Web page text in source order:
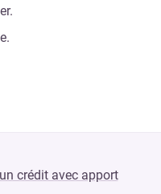
crédit avec apport